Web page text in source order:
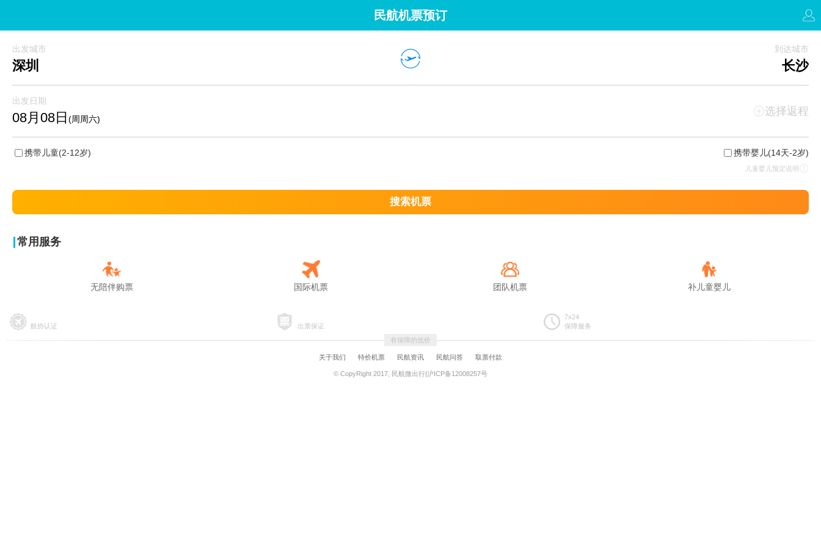
民航机票预订
出发城市
深圳
到达城市
长沙
出发日期
08月08日 (周周六)
选择返程
携带儿童(2-12岁) 携带婴儿(14天-2岁)
儿童婴儿预定说明
搜索机票
常用服务
无陪伴购票 国际机票 团队机票 补儿童婴儿
航协认证 出票保证
7x24
保障服务
有保障的低价
关于我们 特价机票 民航资讯 民航问答 取票付款
© CopyRight 2017, 民航微出行|沪ICP备12008257号